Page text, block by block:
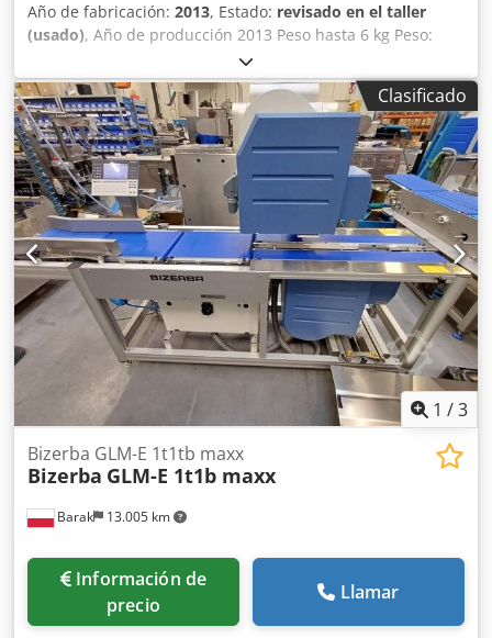
Año de fabricación: 2013, Estado: revisado en el taller
(usado), Año de producción 2013 Peso hasta 6 kg Peso:
Máx. 6 kg, Mín. 20 g, e = 1 g Dirección del movimiento L→ R
o R→ L Aplicación de etiquetas: - Parte superior (AirJet) -
Abajo (AirJet) Dimensiones de la etiqueta - Ancho hasta 130
mm, longitud de impresión hasta 104 mm - Longitud hasta
150 mm Terminal táctil a color GT-12C Dedpfxjwdgtfj Ab
Iskr Longitud del segmento de pesaje: 400 mm Ancho de
cinta 300 mm Tamaño total de la máquina: 200 cm x 80 cm
Posibilidad de subir el programa a 13.60 SP.12 Licencias
instaladas: - (MAESTRO) : [+] SOFTCONTROL_1 Ofrecemos
una garantía de 6 meses para el dispositivo.
Clasificado
1 /3
Barak 13.005 km
Bizerba GLM-E 1t1tb maxx
Bizerba GLM-E 1t1b maxx
Información de
precio
Llamar